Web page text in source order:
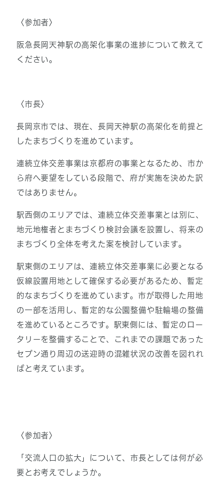
〈参加者〉
阪急長岡天神駅の高架化事業の進捗について教えて
ください。
〈市長〉
長岡京市では、現在、長岡天神駅の高架化を前提と
したまちづくりを進めています。
連続立体交差事業は京都府の事業となるため、市か
ら府へ要望をしている段階で、府が実施を決めた訳
ではありません。
駅西側のエリアでは、連続立体交差事業とは別に、
地元地権者とまちづくり検討会議を設置し、将来の
まちづくり全体を考えた案を検討しています。
駅東側のエリアは、連続立体交差事業に必要となる
仮線設置用地として確保する必要があるため、暫定
的なまちづくりを進めています。市が取得した用地
の一部を活用し、暫定的な公園整備や駐輪場の整備
を進めているところです。駅東側には、暫定のロー
タリーを整備することで、これまでの課題であった
セブン通り周辺の送迎時の混雑状況の改善を図れれ
ばと考えています。
〈参加者〉
「交流人口の拡大」について、市長としては何が必
要とお考えでしょうか。